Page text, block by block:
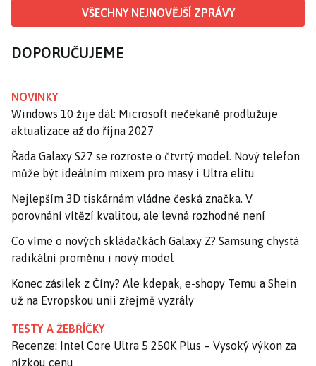
VŠECHNY NEJNOVĚJŠÍ ZPRÁVY
DOPORUČUJEME
NOVINKY
Windows 10 žije dál: Microsoft nečekaně prodlužuje
aktualizace až do října 2027
Řada Galaxy S27 se rozroste o čtvrtý model. Nový telefon
může být ideálním mixem pro masy i Ultra elitu
Nejlepším 3D tiskárnám vládne česká značka. V
porovnání vítězí kvalitou, ale levná rozhodně není
Co víme o nových skládačkách Galaxy Z? Samsung chystá
radikální proměnu i nový model
Konec zásilek z Číny? Ale kdepak, e-shopy Temu a Shein
už na Evropskou unii zřejmě vyzrály
TESTY A ŽEBŘÍČKY
Recenze: Intel Core Ultra 5 250K Plus – Vysoký výkon za
nízkou cenu